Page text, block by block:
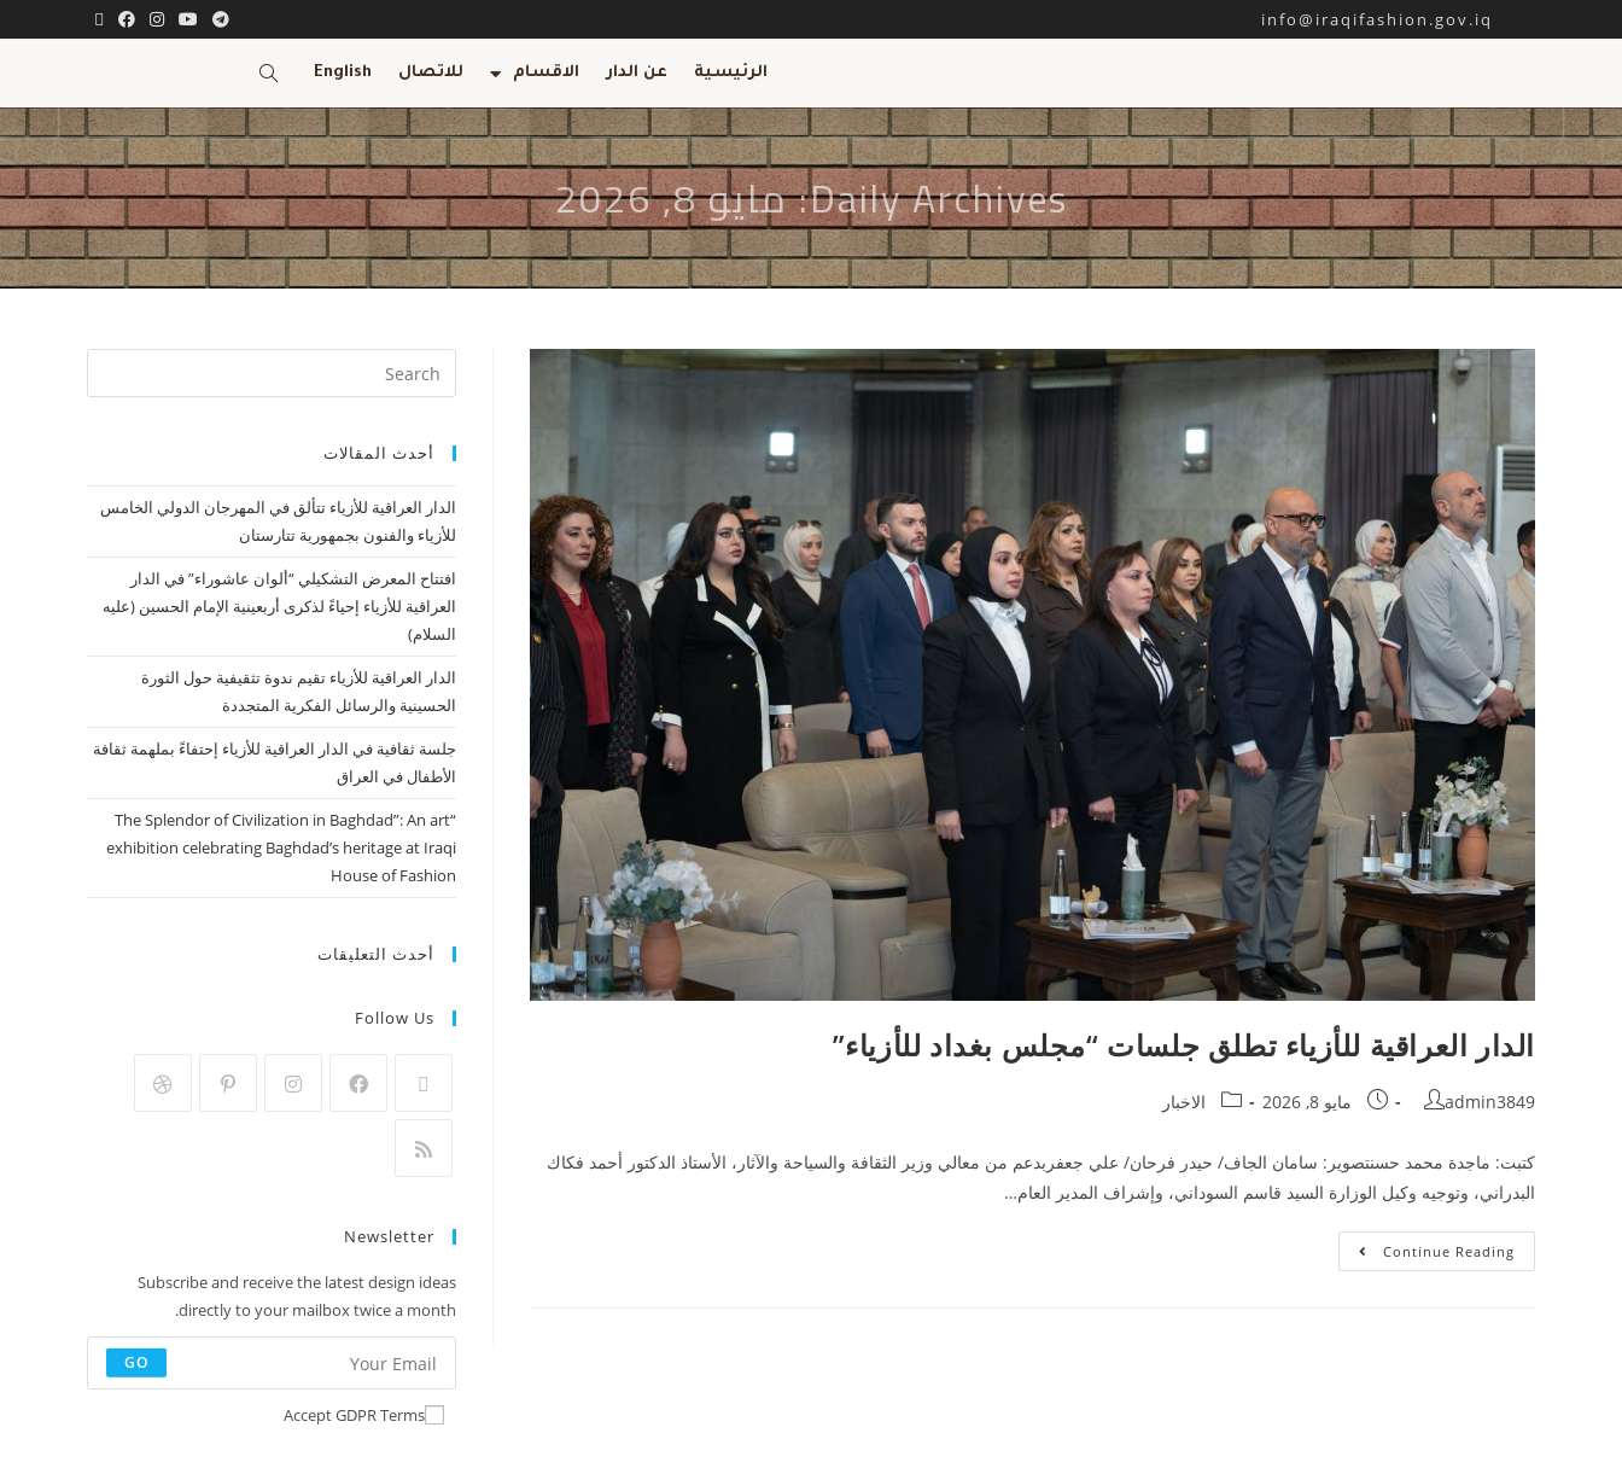
الرئيسية عن الدار الاقسام للاتصال English
Daily Archives: مايو 8, 2026
الدار العراقية للأزياء تطلق جلسات “مجلس بغداد للأزياء”
admin3849 مايو 8, 2026 الاخبار
كتبت: ماجدة محمد حسنتصوير: سامان الجاف/ حيدر فرحان/ علي جعفربدعم من معالي وزير الثقافة والسياحة والآثار، الأستاذ الدكتور أحمد فكاك
البدراني، وتوجيه وكيل الوزارة السيد قاسم السوداني، وإشراف المدير العام…
Continue Reading
أحدث المقالات
الدار العراقية للأزياء تتألق في المهرجان الدولي الخامس
للأزياء والفنون بجمهورية تتارستان
افتتاح المعرض التشكيلي “ألوان عاشوراء” في الدار
العراقية للأزياء إحياءً لذكرى أربعينية الإمام الحسين (عليه
السلام)
الدار العراقية للأزياء تقيم ندوة تثقيفية حول الثورة
الحسينية والرسائل الفكرية المتجددة
جلسة ثقافية في الدار العراقية للأزياء إحتفاءً بملهمة ثقافة
الأطفال في العراق
“The Splendor of Civilization in Baghdad”: An art
exhibition celebrating Baghdad’s heritage at Iraqi
House of Fashion
أحدث التعليقات
Follow Us
Newsletter
Subscribe and receive the latest design ideas
directly to your mailbox twice a month.
GO
Accept GDPR Terms